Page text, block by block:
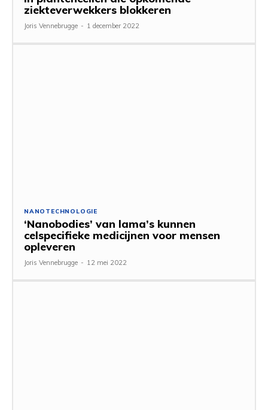
ziekteverwekkers blokkeren
Joris Vennebrugge - 1 december 2022
NANOTECHNOLOGIE
‘Nanobodies’ van lama’s kunnen
celspecifieke medicijnen voor mensen
opleveren
Joris Vennebrugge - 12 mei 2022